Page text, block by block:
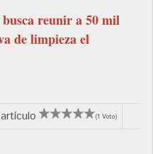
busca reunir a 50 mil
de limpieza el
(1 Voto)